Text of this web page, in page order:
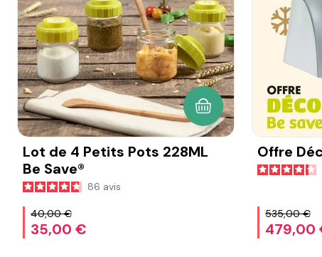
Lot de 4 Petits Pots 228ML
Be Save®
86 avis
40,00 €
35,00 €
AJOUTER AU PANIER
Offre
535,00 €
479,00